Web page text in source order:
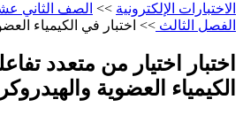
الاختبارات الإلكترونية >> الصف الثاني
الفصل الثالث >> اختبار في الكيمياء
اختبار اختيار من متعدد
الكيمياء العضوية